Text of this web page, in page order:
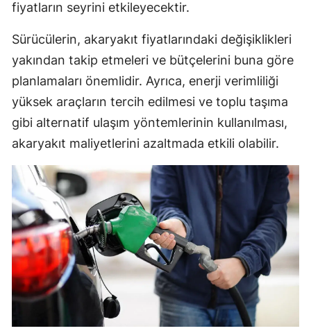
fiyatların seyrini etkileyecektir.
Sürücülerin, akaryakıt fiyatlarındaki değişiklikleri
yakından takip etmeleri ve bütçelerini buna göre
planlamaları önemlidir. Ayrıca, enerji verimliliği
yüksek araçların tercih edilmesi ve toplu taşıma
gibi alternatif ulaşım yöntemlerinin kullanılması,
akaryakıt maliyetlerini azaltmada etkili olabilir.